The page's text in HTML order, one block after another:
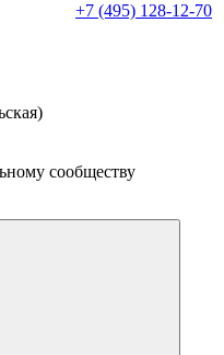
+7 (495) 128-12-70
сообществу